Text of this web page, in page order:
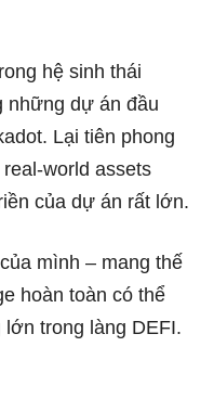
hệ sinh thái
những dự án đầu
Lại tiên phong
world assets
của dự án rất lớn.
mình – mang thế
hoàn toàn có thể
trong làng DEFI.